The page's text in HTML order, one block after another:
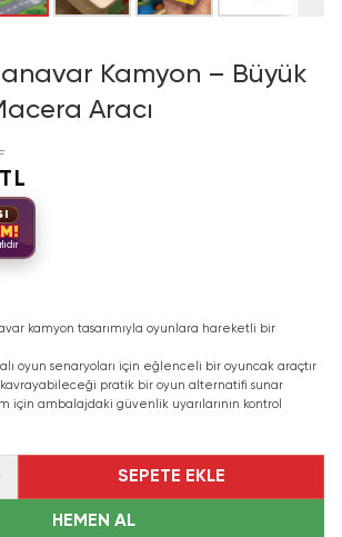
Kamyon – Büyük
Aracı
kamyon tasarımıyla oyunlara hareketli bir
oyun senaryoları için eğlenceli bir oyuncak araçtır
pratik bir oyun alternatifi sunar
için ambalajdaki güvenlik uyarılarının kontrol
SEPETE EKLE
HEMEN AL